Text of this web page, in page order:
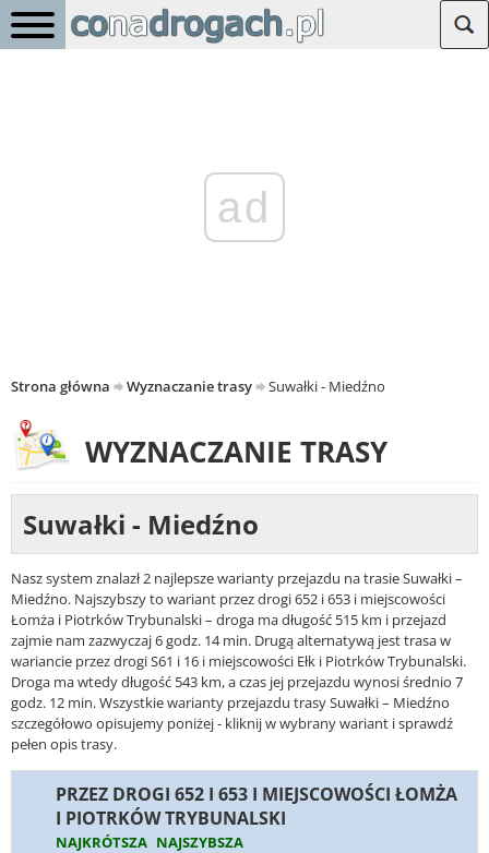
ad
Strona główna Wyznaczanie trasy Suwałki - Miedźno
WYZNACZANIE TRASY
Suwałki - Miedźno
Nasz system znalazł 2 najlepsze warianty przejazdu na trasie Suwałki –
Miedźno. Najszybszy to wariant przez drogi 652 i 653 i miejscowości
Łomża i Piotrków Trybunalski – droga ma długość 515 km i przejazd
zajmie nam zazwyczaj 6 godz. 14 min. Drugą alternatywą jest trasa w
wariancie przez drogi S61 i 16 i miejscowości Ełk i Piotrków Trybunalski.
Droga ma wtedy długość 543 km, a czas jej przejazdu wynosi średnio 7
godz. 12 min. Wszystkie warianty przejazdu trasy Suwałki – Miedźno
szczegółowo opisujemy poniżej - kliknij w wybrany wariant i sprawdź
pełen opis trasy.
PRZEZ DROGI 652 I 653 I MIEJSCOWOŚCI ŁOMŻA
I PIOTRKÓW TRYBUNALSKI
NAJKRÓTSZA NAJSZYBSZA